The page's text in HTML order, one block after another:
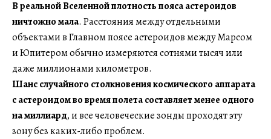
В реальной Вселенной плотность пояса астероидов
ничтожно мала. Расстояния между отдельными
объектами в Главном поясе астероидов между Марсом
и Юпитером обычно измеряются сотнями тысяч или
даже миллионами километров.
Шанс случайного столкновения космического аппарата
с астероидом во время полета составляет менее одного
на миллиард, и все человеческие зонды проходят эту
зону без каких-либо проблем.